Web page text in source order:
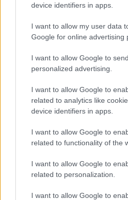
device identifiers in apps.
I want to allow my user data
Google for online advertising
I want to allow Google to
personalized advertising.
I want to allow Google to
related to analytics like
device identifiers in apps.
I want to allow Google to
related to functionality of the
I want to allow Google to
related to personalization.
I want to allow Google to
leírtaknak semmi köze
ezek a Kárpátia
szólnak, szó szerinti
http://www.kobzart.hu/
Amennyiben az
szellemi teljesítmény
kitüntetést, akkor az az
Folkműhely tagjait illeti.
hogy hivatalos csatornái
tájékoztassa a
nevezze meg Petrás
alapján jogos a méltatás.
Egykori zenekarom